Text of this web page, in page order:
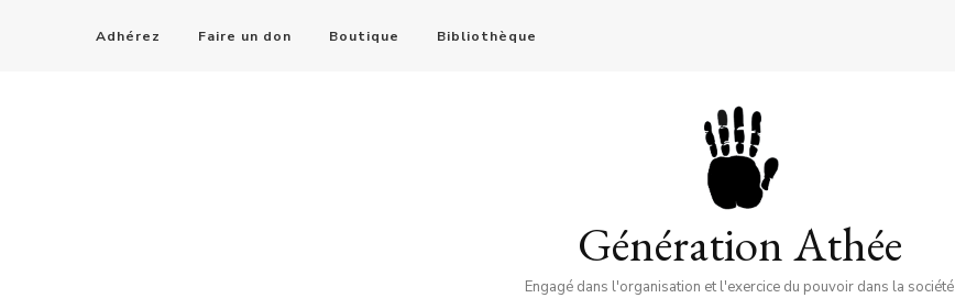
Adhérez Faire un don Boutique Bibliothèque
Génération Athée
Engagé dans l'organisation et l'exercice du pouvoir dans la société